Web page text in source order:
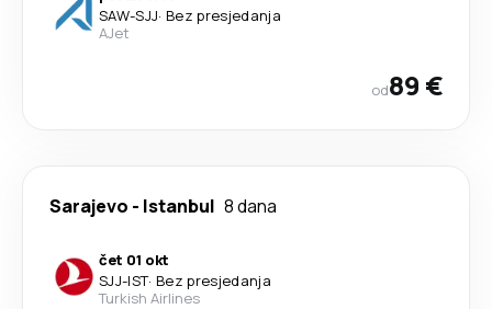
SAW-SJJ· Bez presjedanja
AJet
od89 €
Sarajevo - Istanbul 8 dana
čet 01 okt
SJJ-IST· Bez presjedanja
Turkish Airlines